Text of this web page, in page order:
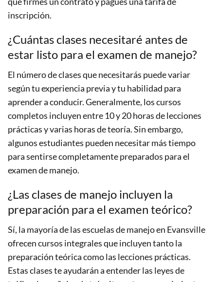
inscripción.
¿Cuántas clases necesitaré antes de
estar listo para el examen de manejo?
El número de clases que necesitarás puede variar
según tu experiencia previa y tu habilidad para
aprender a conducir. Generalmente, los cursos
completos incluyen entre 10 y 20 horas de lecciones
prácticas y varias horas de teoría. Sin embargo,
algunos estudiantes pueden necesitar más tiempo
para sentirse completamente preparados para el
examen de manejo.
¿Las clases de manejo incluyen la
preparación para el examen teórico?
Sí, la mayoría de las escuelas de manejo en Evansville
ofrecen cursos integrales que incluyen tanto la
preparación teórica como las lecciones prácticas.
Estas clases te ayudarán a entender las leyes de